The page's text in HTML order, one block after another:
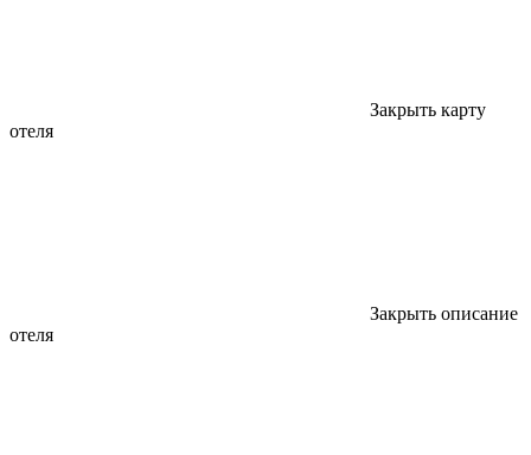
Закрыть карту
отеля
Закрыть описание
отеля